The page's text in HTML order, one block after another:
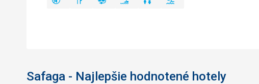
Safaga - Najlepšie hodnotené hotely